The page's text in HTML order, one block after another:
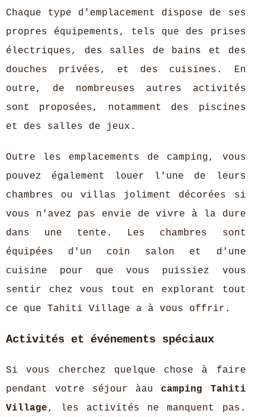
Chaque type d'emplacement dispose de ses
propres équipements, tels que des prises
électriques, des salles de bains et des
douches privées, et des cuisines. En
outre, de nombreuses autres activités
sont proposées, notamment des piscines
et des salles de jeux.
Outre les emplacements de camping, vous
pouvez également louer l'une de leurs
chambres ou villas joliment décorées si
vous n'avez pas envie de vivre à la dure
dans une tente. Les chambres sont
équipées d'un coin salon et d'une
cuisine pour que vous puissiez vous
sentir chez vous tout en explorant tout
ce que Tahiti Village a à vous offrir.
Activités et événements spéciaux
Si vous cherchez quelque chose à faire
pendant votre séjour àaucamping Tahiti
Village, les activités ne manquent pas.